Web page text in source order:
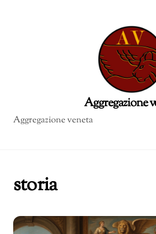
Aggregazione veneta
storia